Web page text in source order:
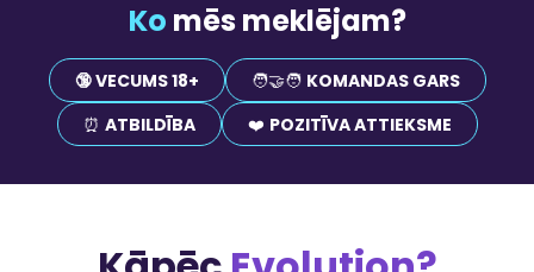
Ko mēs meklējam?
🔞 VECUMS 18+ 🧑‍🤝‍🧑 KOMANDAS GARS
⏰ ATBILDĪBA ❤️ POZITĪVA ATTIEKSME